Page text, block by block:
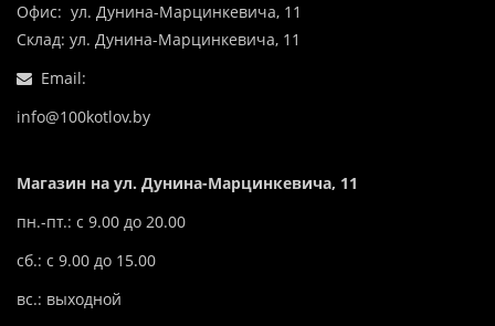
Офис: ул. Дунина-Марцинкевича, 11
Склад: ул. Дунина-Марцинкевича, 11
Email:
info@100kotlov.by
Магазин на ул. Дунина-Марцинкевича, 11
пн.-пт.: с 9.00 до 20.00
сб.: с 9.00 до 15.00
вс.: выходной